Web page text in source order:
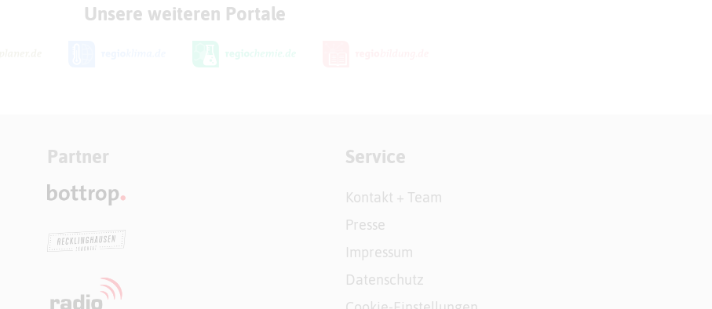
Unsere weiteren Portale
Partner Service
Kontakt + Team
Presse
Impressum
Datenschutz